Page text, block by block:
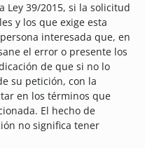
Ley 39/2015, si la solicitud
y los que exige esta
interesada que, en
el error o presente los
de que si no lo
su petición, con la
en los términos que
El hecho de
no significa tener